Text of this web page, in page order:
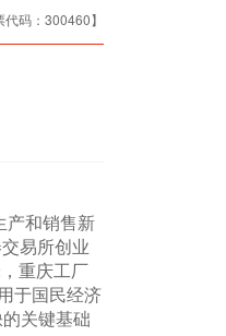
码：300460】
产和销售新
易所创业
重庆工厂
于国民经济
关键基础